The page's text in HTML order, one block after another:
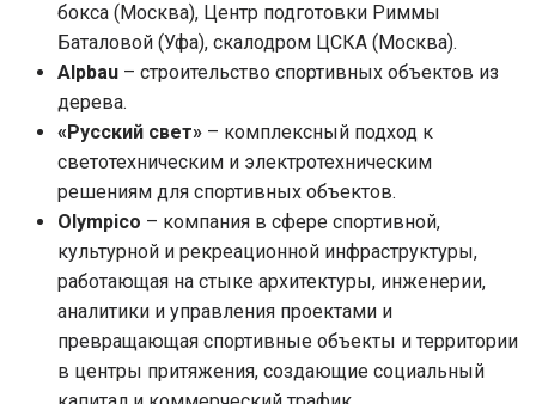
бокса (Москва), Центр подготовки Риммы
Баталовой (Уфа), скалодром ЦСКА (Москва).
Alpbau – строительство спортивных объектов из
дерева.
«Русский свет» – комплексный подход к
светотехническим и электротехническим
решениям для спортивных объектов.
Olympico – компания в сфере спортивной,
культурной и рекреационной инфраструктуры,
работающая на стыке архитектуры, инженерии,
аналитики и управления проектами и
превращающая спортивные объекты и территории
в центры притяжения, создающие социальный